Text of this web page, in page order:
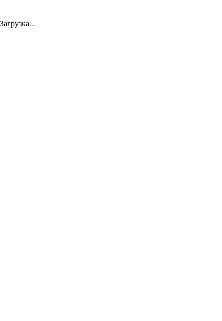
Загрузка...